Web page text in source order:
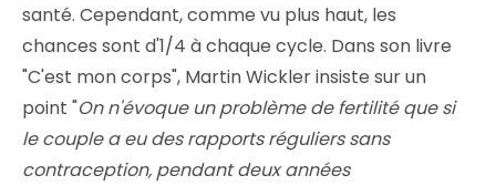
santé. Cependant, comme vu plus haut, les
chances sont d'1/4 à chaque cycle. Dans son livre
"C'est mon corps", Martin Wickler insiste sur un
point "On n'évoque un problème de fertilité que si
le couple a eu des rapports réguliers sans
contraception, pendant deux années